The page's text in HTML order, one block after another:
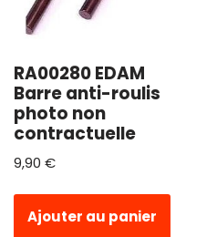
RA00280 EDAM
Barre anti-roulis
photo non
contractuelle
9,90 €
Ajouter au panier